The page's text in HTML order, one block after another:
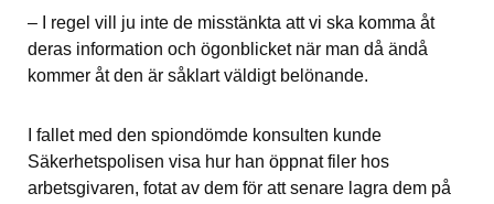
– I regel vill ju inte de misstänkta att vi ska komma åt
deras information och ögonblicket när man då ändå
kommer åt den är såklart väldigt belönande.
I fallet med den spiondömde konsulten kunde
Säkerhetspolisen visa hur han öppnat filer hos
arbetsgivaren, fotat av dem för att senare lagra dem på